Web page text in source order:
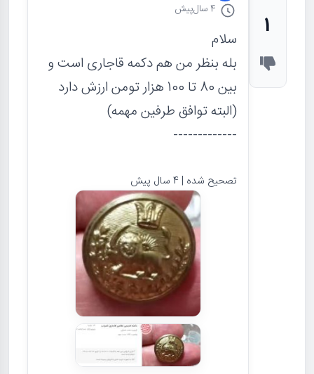
1
4 سال پیش
سلام
بله بنظر من هم دکمه قاجاری است و
بین 80 تا 100 هزار تومن ارزش دارد
(البته توافق طرفین مهمه)
-------------
تصحیح شده | 4 سال پیش